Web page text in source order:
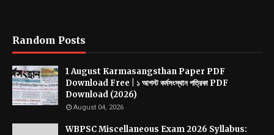
Random Posts
1 August Karmasangsthan Paper PDF
Download Free | ১ আগস্ট কর্মসংস্থান পত্রিকা PDF
Download (2026)
August 04, 2026
WBPSC Miscellaneous Exam 2026 Syllabus: